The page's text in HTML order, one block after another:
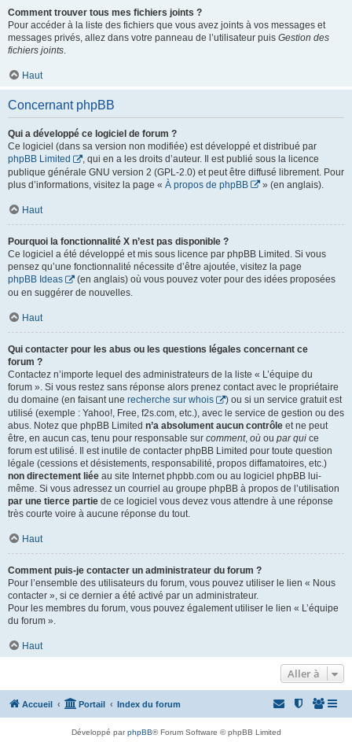
Comment trouver tous mes fichiers joints ?
Pour accéder à la liste des fichiers que vous avez joints à vos messages et
messages privés, allez dans votre panneau de l’utilisateur puis Gestion des
fichiers joints.
Haut
Concernant phpBB
Qui a développé ce logiciel de forum ?
Ce logiciel (dans sa version non modifiée) est développé et distribué par
phpBB Limited
, qui en a les droits d’auteur. Il est publié sous la licence
publique générale GNU version 2 (GPL-2.0) et peut être diffusé librement. Pour
plus d’informations, visitez la page « À propos de phpBB » (en anglais).
Haut
Pourquoi la fonctionnalité X n’est pas disponible ?
Ce logiciel a été développé et mis sous licence par phpBB Limited. Si vous
pensez qu’une fonctionnalité nécessite d’être ajoutée, visitez la page
phpBB Ideas
(en anglais) où vous pouvez voter pour des idées proposées
ou en suggérer de nouvelles.
Haut
Qui contacter pour les abus ou les questions légales concernant ce
forum ?
Contactez n’importe lequel des administrateurs de la liste « L’équipe du
forum ». Si vous restez sans réponse alors prenez contact avec le propriétaire
du domaine (en faisant une recherche sur whois
) ou si un service gratuit est
utilisé (exemple : Yahoo!, Free, f2s.com, etc.), avec le service de gestion ou des
abus. Notez que phpBB Limited n’a absolument aucun contrôle et ne peut
être, en aucun cas, tenu pour responsable sur comment, où ou par qui ce
forum est utilisé. Il est inutile de contacter phpBB Limited pour toute question
légale (cessions et désistements, responsabilité, propos diffamatoires, etc.)
non directement liée au site Internet phpbb.com ou au logiciel phpBB lui-
même. Si vous adressez un courriel au groupe phpBB à propos de l’utilisation
par une tierce partie de ce logiciel vous devez vous attendre à une réponse
très courte voire à aucune réponse du tout.
Haut
Comment puis-je contacter un administrateur du forum ?
Pour l’ensemble des utilisateurs du forum, vous pouvez utiliser le lien « Nous
contacter », si ce dernier a été activé par un administrateur.
Pour les membres du forum, vous pouvez également utiliser le lien « L’équipe
du forum ».
Haut
Aller à
Accueil Portail Index du forum
Développé parphpBB® Forum Software © phpBB Limited